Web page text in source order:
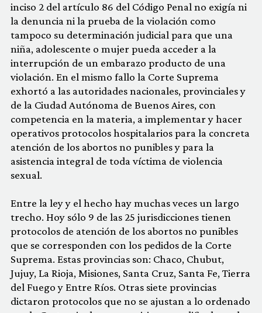
inciso 2 del artículo 86 del Código Penal no exigía ni
la denuncia ni la prueba de la violación como
tampoco su determinación judicial para que una
niña, adolescente o mujer pueda acceder a la
interrupción de un embarazo producto de una
violación. En el mismo fallo la Corte Suprema
exhortó a las autoridades nacionales, provinciales y
de la Ciudad Autónoma de Buenos Aires, con
competencia en la materia, a implementar y hacer
operativos protocolos hospitalarios para la concreta
atención de los abortos no punibles y para la
asistencia integral de toda víctima de violencia
sexual.
Entre la ley y el hecho hay muchas veces un largo
trecho. Hoy sólo 9 de las 25 jurisdicciones tienen
protocolos de atención de los abortos no punibles
que se corresponden con los pedidos de la Corte
Suprema. Estas provincias son: Chaco, Chubut,
Jujuy, La Rioja, Misiones, Santa Cruz, Santa Fe, Tierra
del Fuego y Entre Ríos. Otras siete provincias
dictaron protocolos que no se ajustan a lo ordenado